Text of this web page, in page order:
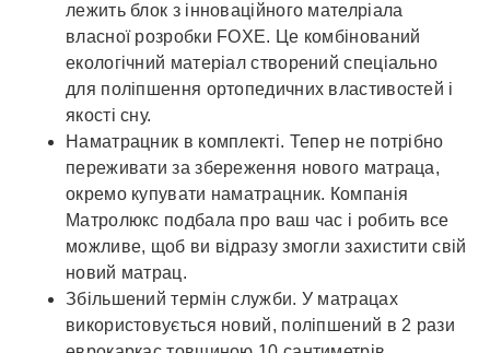
лежить блок з інноваційного мателріала
власної розробки FOXE. Це комбінований
екологічний матеріал створений спеціально
для поліпшення ортопедичних властивостей і
якості сну.
Наматрацник в комплекті. Тепер не потрібно
переживати за збереження нового матраца,
окремо купувати наматрацник. Компанія
Матролюкс подбала про ваш час і робить все
можливе, щоб ви відразу змогли захистити свій
новий матрац.
Збільшений термін служби. У матрацах
використовується новий, поліпшений в 2 рази